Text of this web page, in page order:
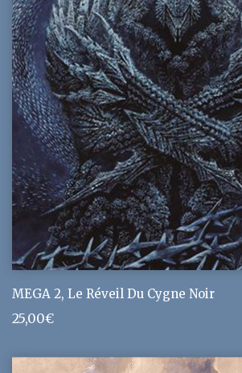
MEGA 2, Le Réveil Du Cygne Noir
25,00€